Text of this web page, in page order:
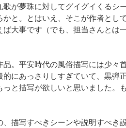
が夢珠に対してグイグイくるシ
と。とはいえ、そこが作者とし
大事です（でも、担当さんとは
。平安時代の風俗描写には少々
にあっさりしすぎていて、黒弾
と描写が欲しいと思いました。
描写すべきシーンや説明すべき